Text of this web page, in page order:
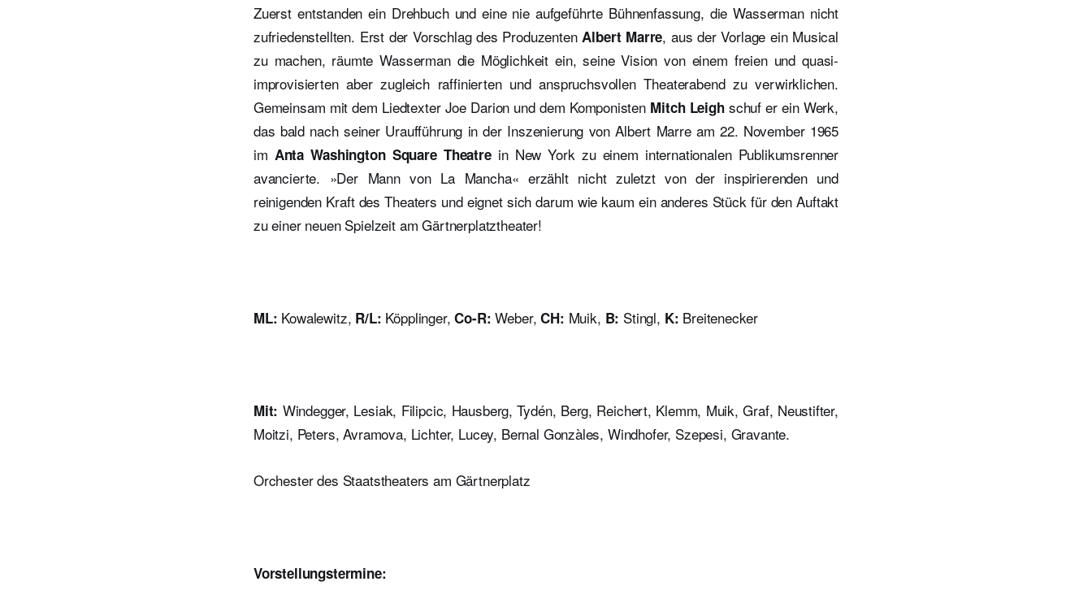
Zuerst entstanden ein Drehbuch und eine nie aufgeführte Bühnenfassung, die Wasserman nicht
zufriedenstellten. Erst der Vorschlag des Produzenten Albert Marre, aus der Vorlage ein Musical
zu machen, räumte Wasserman die Möglichkeit ein, seine Vision von einem freien und quasi-
improvisierten aber zugleich raffinierten und anspruchsvollen Theaterabend zu verwirklichen.
Gemeinsam mit dem Liedtexter Joe Darion und dem Komponisten Mitch Leighschuf er ein Werk,
das bald nach seiner Uraufführung in der Inszenierung von Albert Marre am 22. November 1965
im Anta Washington Square Theatrein New York zu einem internationalen Publikumsrenner
avancierte. »Der Mann von La Mancha« erzählt nicht zuletzt von der inspirierenden und
reinigenden Kraft des Theaters und eignet sich darum wie kaum ein anderes Stück für den Auftakt
zu einer neuen Spielzeit am Gärtnerplatztheater!
ML: Kowalewitz, R/L: Köpplinger,Co-R: Weber,CH: Muik, B: Stingl, K: Breitenecker
Mit: Windegger, Lesiak, Filipcic, Hausberg, Tydén, Berg, Reichert, Klemm, Muik, Graf, Neustifter,
Moitzi, Peters,Avramova, Lichter, Lucey, Bernal Gonzàles, Windhofer, Szepesi, Gravante.
Orchester des Staatstheaters am Gärtnerplatz
Vorstellungstermine: